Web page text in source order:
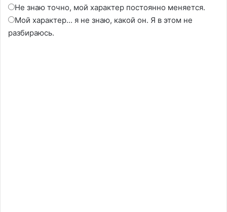
Не знаю точно, мой характер постоянно меняется.
Мой характер... я не знаю, какой он. Я в этом не
разбираюсь.